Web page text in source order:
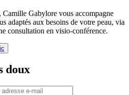
Camille Gabylore vous accompagne
adaptés aux besoins de votre peau, via
consultation en visio-conférence.
doux